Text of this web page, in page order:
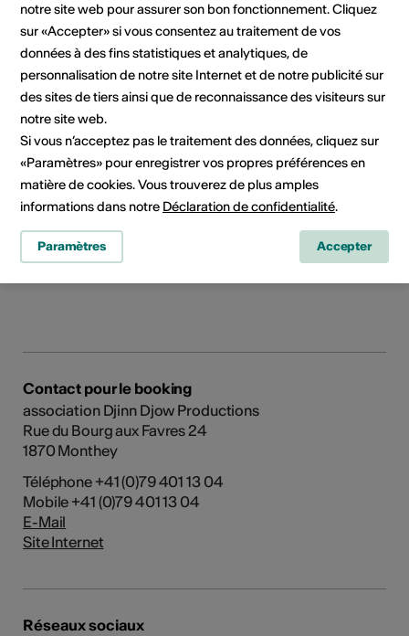
Contact direct
Kala Jula
Monsieur Zanetti Vincent
Rue du Bourg aux Favres 24
1870 Monthey
Téléphone +41 (0)79 401 13 04
E-Mail
Site Internet
Contact pour le booking
association Djinn Djow Productions
Rue du Bourg aux Favres 24
1870 Monthey
Téléphone +41 (0)79 401 13 04
Mobile +41 (0)79 401 13 04
E-Mail
Site Internet
Réseaux sociaux
notre site web pour assurer son bon fonctionnement. Cliquez
sur «Accepter» si vous consentez au traitement de vos
données à des fins statistiques et analytiques, de
personnalisation de notre site Internet et de notre publicité sur
des sites de tiers ainsi que de reconnaissance des visiteurs sur
notre site web.
Si vous n’acceptez pas le traitement des données, cliquez sur
«Paramètres» pour enregistrer vos propres préférences en
matière de cookies. Vous trouverez de plus amples
informations dans notre Déclaration de confidentialité.
Paramètres Accepter